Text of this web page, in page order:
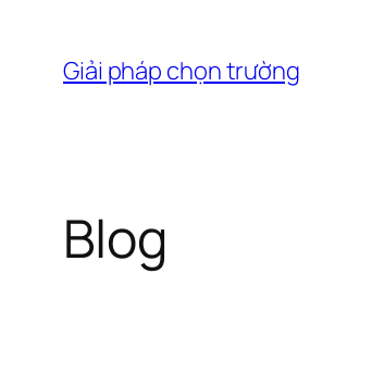
Giải pháp chọn trường
Blog